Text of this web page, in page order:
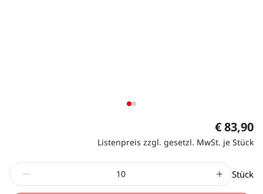
€ 83,90
Listenpreis zzgl. gesetzl. MwSt. je Stück
Stück